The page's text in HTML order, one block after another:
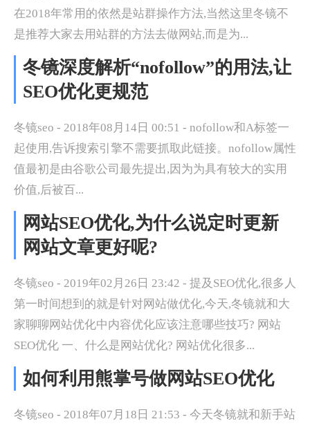
在2018年常用的依然是站群操作方法,当然这里冬镜不
是推荐大家去用站群的方法去做网站,而是为...
冬镜深度解析“nofollow”的用法,让
SEO优化更规范
冬镜seo - 2018年08月14日 00:51 - nofollow和A标签一
起使用,告诉搜索引擎不需要抓取此链接。nofollow属性
值最初是由谷歌公司最先提出,因为为具有较大的实用
价值,后被百...
网站SEO优化,为什么说定时更新
网站文章更好呢?
冬镜seo - 2019年02月26日 23:42 - 提及SEO优化,很多人
第一时间想到的就是针对网站做优化,今天,冬镜就和大
家聊聊网站优化中内容优化应该注意哪些技巧? 网站
SEO优化 一、什么是网站优化? 网站优化很多...
如何利用熊掌号做网站SEO优化
冬镜seo - 2018年07月18日 21:53 - 今天冬镜就和新手站